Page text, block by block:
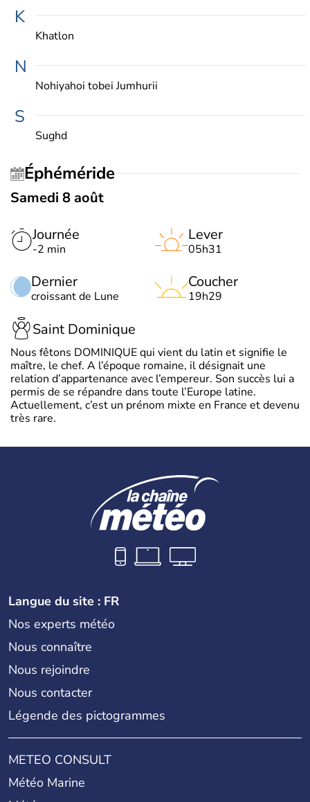
K
Khatlon
N
Nohiyahoi tobei Jumhurii
S
Sughd
Éphéméride
Samedi 8 août
Journée
-2 min
Dernier
croissant de Lune
Lever
05h31
Coucher
19h29
Saint Dominique
Nous fêtons DOMINIQUE qui vient du latin et signifie le
maître, le chef. A l’époque romaine, il désignait une
relation d’appartenance avec l’empereur. Son succès lui a
permis de se répandre dans toute l’Europe latine.
Actuellement, c’est un prénom mixte en France et devenu
très rare.
Langue du site : FR
Nos experts météo
Nous connaître
Nous rejoindre
Nous contacter
Légende des pictogrammes
METEO CONSULT
Météo Marine